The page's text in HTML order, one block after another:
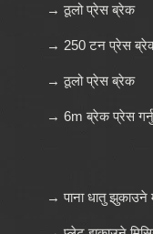
→ ठूलो प्रेस ब्रेक
→ 250 टन प्रेस
→ ठूलो प्रेस ब्रेक
→ 6m ब्रेक प्रेस
→ पाना धातु झुकाउने